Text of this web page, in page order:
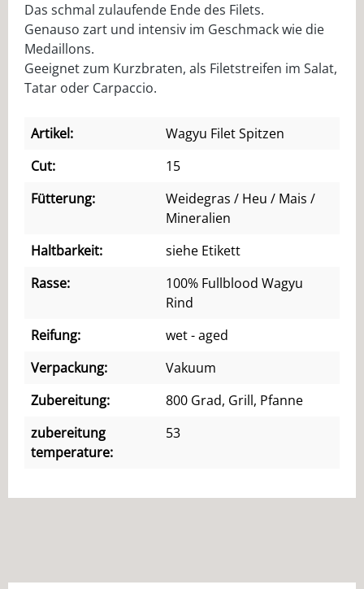
Das schmal zulaufende Ende des Filets.
Genauso zart und intensiv im Geschmack wie die
Medaillons.
Geeignet zum Kurzbraten, als Filetstreifen im Salat,
Tatar oder Carpaccio.
Artikel:
Wagyu Filet Spitzen
Cut:
15
Fütterung:
Weidegras / Heu / Mais /
Mineralien
Haltbarkeit:
siehe Etikett
Rasse:
100% Fullblood Wagyu
Rind
Reifung:
wet - aged
Verpackung:
Vakuum
Zubereitung:
800 Grad, Grill, Pfanne
zubereitung
temperature:
53